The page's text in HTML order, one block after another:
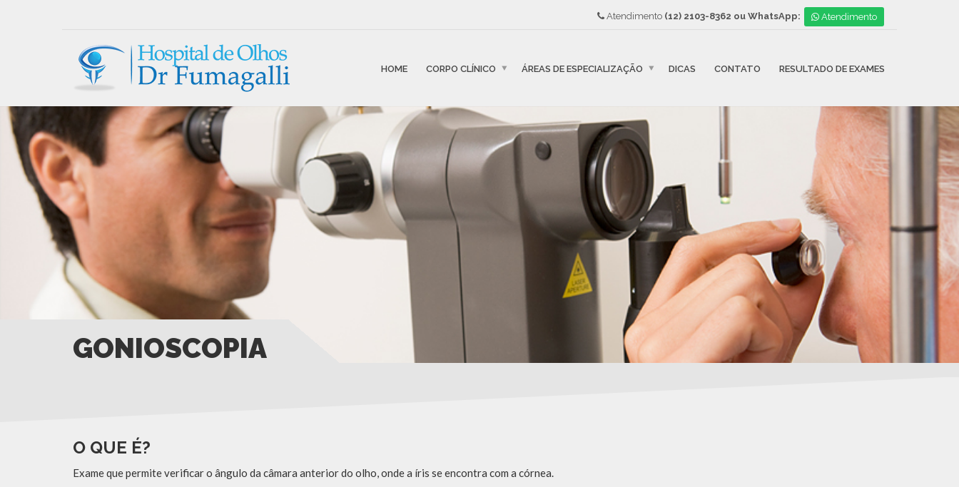
Atendimento (12) 2103-8362 ou WhatsApp: Atendimento
HOME CORPO CLÍNICO ÁREAS DE ESPECIALIZAÇÃO DICAS CONTATO RESULTADO DE EXAMES
GONIOSCOPIA
O QUE É?
Exame que permite verificar o ângulo da câmara anterior do olho, onde a íris se encontra com a córnea.